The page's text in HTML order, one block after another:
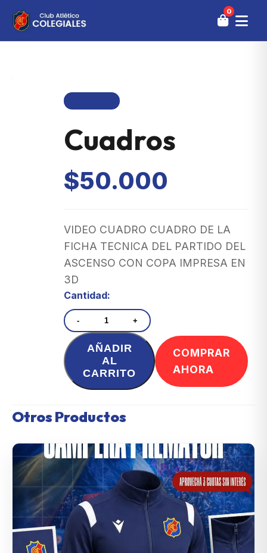
0
Cuadros
$50.000
VIDEO CUADRO CUADRO DE LA
FICHA TECNICA DEL PARTIDO DEL
ASCENSO CON COPA IMPRESA EN
3D
Cantidad:
- +
AÑADIR
AL
CARRITO
COMPRAR
AHORA
Otros Productos